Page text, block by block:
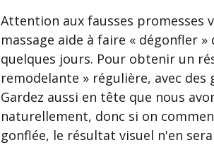
Attention aux fausses promesses
massage aide à faire « dégonfler
quelques jours. Pour obtenir un
remodelante » régulière, avec
Gardez aussi en tête que nous
naturellement, donc si on
gonflée, le résultat visuel n'en